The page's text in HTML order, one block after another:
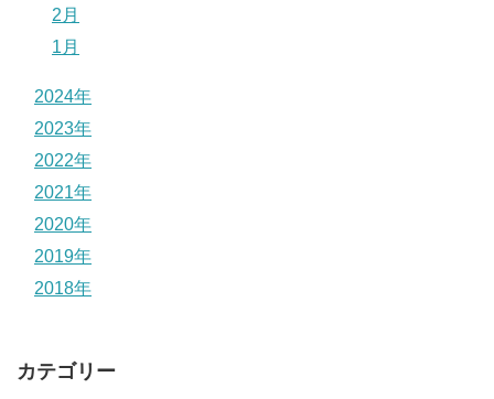
2月
1月
2024年
2023年
2022年
2021年
2020年
2019年
2018年
カテゴリー